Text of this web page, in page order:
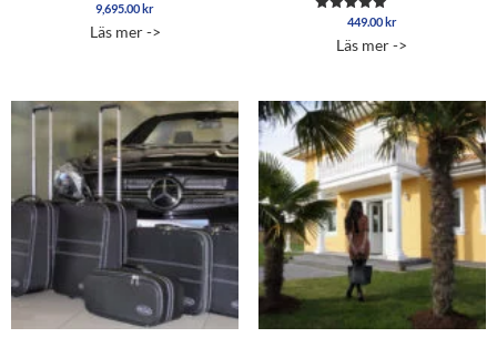
Betygsatt
av 5
9,695.00 kr
Läs mer ->
Betygsatt
av 5
449.00 kr
Läs mer ->